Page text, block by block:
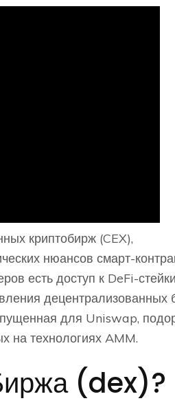
криптобирж (CEX),
нюансов смарт-
есть доступ к DeFi-
децентрализованных
для Uniswap,
на технологиях AMM.
(dex)?